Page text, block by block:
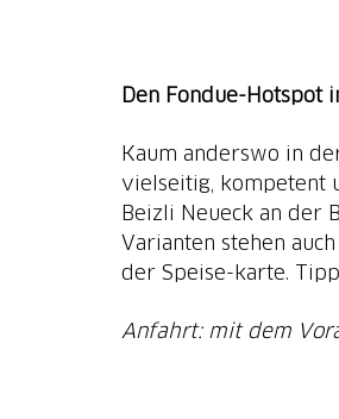
Den Fondue-Hotspot
Kaum anderswo in
vielseitig, kompetent
Beizli Neueck an der
Varianten stehen
der Speise-karte.
Anfahrt: mit dem